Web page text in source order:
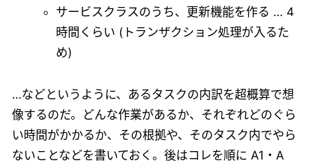
サービスクラスのうち、更新機能を作る … 4
時間くらい (トランザクション処理が入るた
め)
…などというように、あるタスクの内訳を超概算で想
像するのだ。どんな作業があるか、それぞれどのぐら
い時間がかかるか、その根拠や、そのタスク内でやら
ないことなどを書いておく。後はコレを順に A1・A